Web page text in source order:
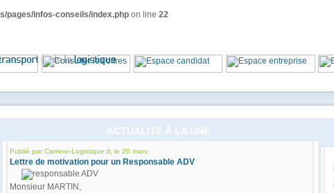
pages/infos-conseils/index.php on line 22
ACTUALITÉ À LA UNE
Publié par Carriere-Logistique.fr, le 20 mars
Lettre de motivation pour un Responsable ADV
Monsieur MARTIN,